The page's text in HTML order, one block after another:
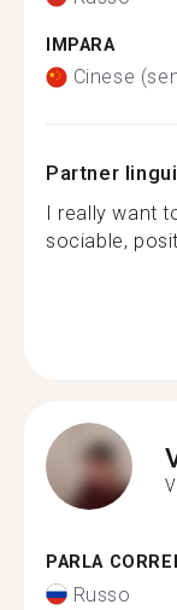
IMPARA
Cinese
Partner
I really want
sociable,
PARLA
Russo